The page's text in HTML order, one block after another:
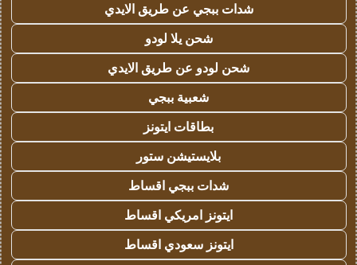
شدات ببجي عن طريق الايدي
شحن يلا لودو
شحن لودو عن طريق الايدي
شعبية ببجي
بطاقات ايتونز
بلايستيشن ستور
شدات ببجي اقساط
ايتونز امريكي اقساط
ايتونز سعودي اقساط